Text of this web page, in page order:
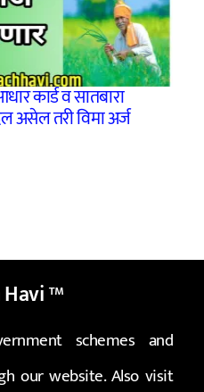
कार्ड व सातबारा
असेल तरी विमा अर्ज
™
schemes and
our website. Also visit